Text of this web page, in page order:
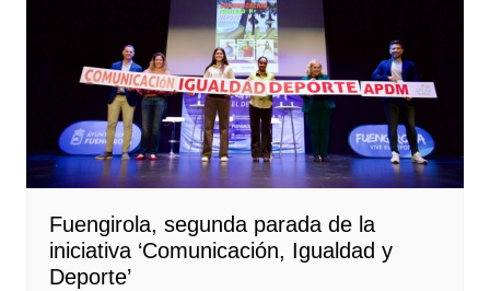
Fuengirola, segunda parada de la
iniciativa ‘Comunicación, Igualdad y
Deporte’